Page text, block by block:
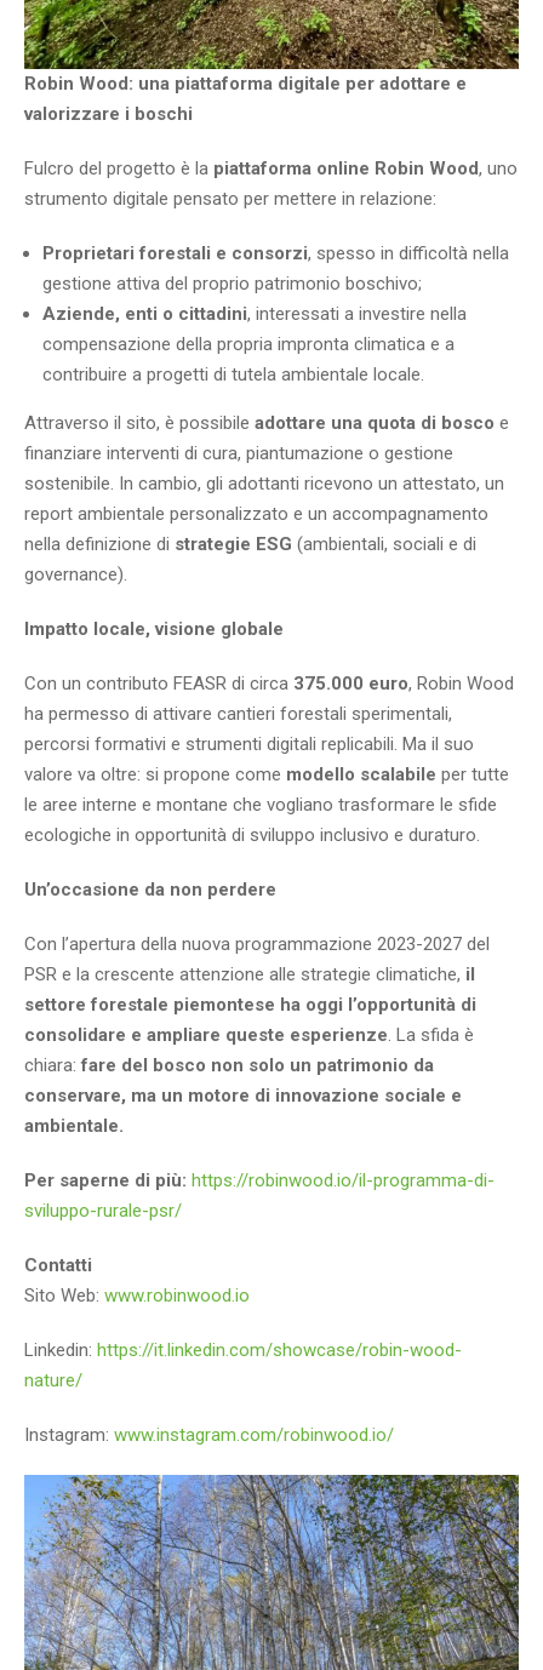
Robin Wood: una piattaforma digitale per adottare e
valorizzare i boschi
Fulcro del progetto è la piattaforma online Robin Wood, uno
strumento digitale pensato per mettere in relazione:
Proprietari forestali e consorzi, spesso in difficoltà nella
gestione attiva del proprio patrimonio boschivo;
Aziende, enti o cittadini, interessati a investire nella
compensazione della propria impronta climatica e a
contribuire a progetti di tutela ambientale locale.
Attraverso il sito, è possibile adottare una quota di bosco e
finanziare interventi di cura, piantumazione o gestione
sostenibile. In cambio, gli adottanti ricevono un attestato, un
report ambientale personalizzato e un accompagnamento
nella definizione di strategie ESG (ambientali, sociali e di
governance).
Impatto locale, visione globale
Con un contributo FEASR di circa 375.000 euro, Robin Wood
ha permesso di attivare cantieri forestali sperimentali,
percorsi formativi e strumenti digitali replicabili. Ma il suo
valore va oltre: si propone come modello scalabile per tutte
le aree interne e montane che vogliano trasformare le sfide
ecologiche in opportunità di sviluppo inclusivo e duraturo.
Un’occasione da non perdere
Con l’apertura della nuova programmazione 2023-2027 del
PSR e la crescente attenzione alle strategie climatiche, il
settore forestale piemontese ha oggi l’opportunità di
consolidare e ampliare queste esperienze. La sfida è
chiara:fare del bosco non solo un patrimonio da
conservare, ma un motore di innovazione sociale e
ambientale.
Per saperne di più: https://robinwood.io/il-programma-di-
sviluppo-rurale-psr/
Contatti
Sito Web: www.robinwood.io
Linkedin: https://it.linkedin.com/showcase/robin-wood-
nature/
Instagram: www.instagram.com/robinwood.io/